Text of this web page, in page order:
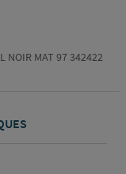
NOIR MAT 97 342422